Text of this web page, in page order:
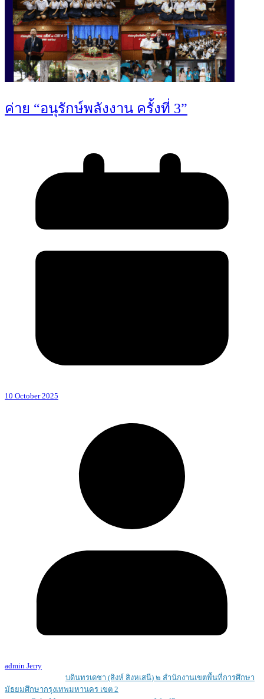
ค่าย “อนุรักษ์พลังงาน ครั้งที่ 3”
10 October 2025
admin Jerry
บดินทรเดชา (สิงห์ สิงหเสนี) ๒ สํานักงานเขตพื้นที่การศึกษา
มัธยมศึกษากรุงเทพมหานคร เขต 2